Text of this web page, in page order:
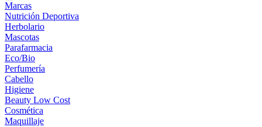
Marcas
Nutrición Deportiva
Herbolario
Mascotas
Parafarmacia
Eco/Bio
Perfumería
Cabello
Higiene
Beauty Low Cost
Cosmética
Maquillaje